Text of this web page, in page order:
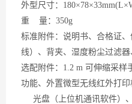
外型尺寸：
重 量：350g
标准附件：说明书、合格证、
线）、背夹、湿度粉尘过滤
选配附件： 1.2 m 可伸缩采样
功能、外置微型无线红外打印
光盘（上位机通讯软件）